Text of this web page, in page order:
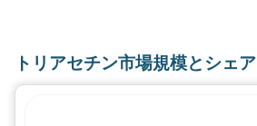
トリアセチン市場規模とシェア